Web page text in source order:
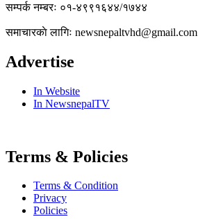
सम्पर्क नम्बरः ०१-४९९१६४४/१७४४
समाचारकाे लागिः newsnepaltvhd@gmail.com
Advertise
In Website
In NewsnepalTV
Terms & Policies
Terms & Condition
Privacy
Policies